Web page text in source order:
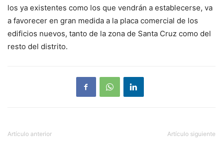
los ya existentes como los que vendrán a establecerse, va
a favorecer en gran medida a la placa comercial de los
edificios nuevos, tanto de la zona de Santa Cruz como del
resto del distrito.
Artículo anterior Artículo siguiente